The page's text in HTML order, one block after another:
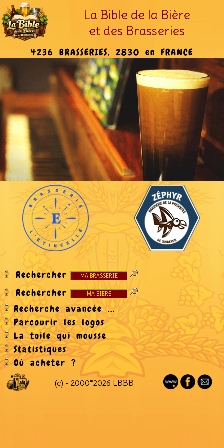
La Bible de la Bière
et des Brasseries
4236 BRASSERIES, 2830 en FRANCE
Rechercher
Rechercher
Recherche avancée ...
Parcourir les logos
La toile qui mousse
Statistiques
Où acheter ?
(c) - 2000*2026 LBBB